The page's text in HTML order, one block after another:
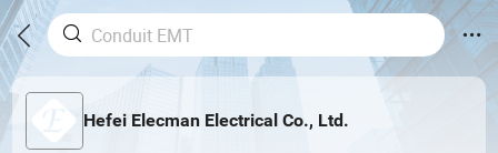
Hefei Elecman Electrical Co., Ltd.